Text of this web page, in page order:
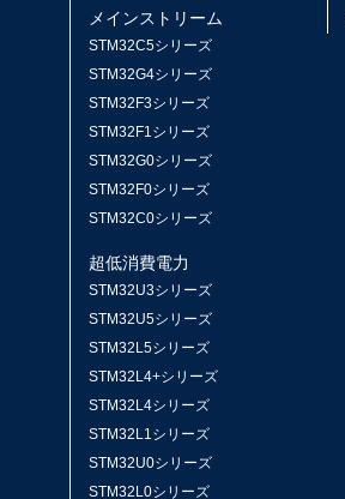
メインストリーム
STM32C5シリーズ
STM32G4シリーズ
STM32F3シリーズ
STM32F1シリーズ
STM32G0シリーズ
STM32F0シリーズ
STM32C0シリーズ
超低消費電力
STM32U3シリーズ
STM32U5シリーズ
STM32L5シリーズ
STM32L4+シリーズ
STM32L4シリーズ
STM32L1シリーズ
STM32U0シリーズ
STM32L0シリーズ